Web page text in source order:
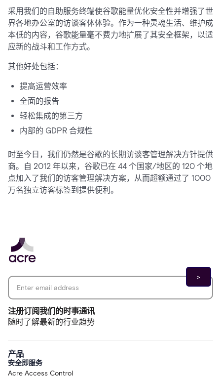
采用我们的自助服务终端使谷歌能量优化安全性并增强了世
界各地办公室的访谈客体体验。作为一种灵魂生活、维护成
本低的内容，谷歌能量毫不费力地扩展了其安全框架，以适
应新的战斗和工作方式。
其他好处包括：
提高运营效率
全面的报告
轻松集成的第三方
内部的 GDPR 合规性
时至今日，我们仍然是谷歌的长期访谈客管理解决方针提供
商。自 2012 年以来，谷歌已在 44 个国家/地区的 120 个地
点加入了我们的访客管理解决方案，从而超额通过了 1000
万名独立访客标签到提供便利。
注册订阅我们的时事通讯
随时了解最新的行业趋势
产品
安全即服务
Acre Access Control